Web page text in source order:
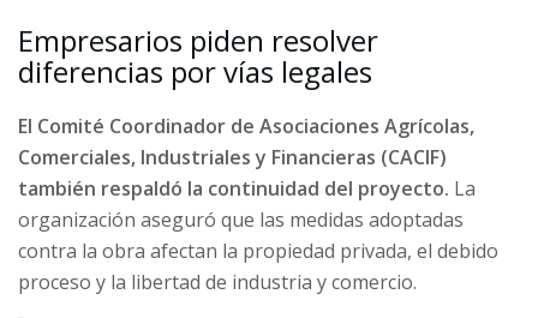
Empresarios piden resolver
diferencias por vías legales
El Comité Coordinador de Asociaciones Agrícolas,
Comerciales, Industriales y Financieras (CACIF)
también respaldó la continuidad del proyecto. La
organización aseguró que las medidas adoptadas
contra la obra afectan la propiedad privada, el debido
proceso y la libertad de industria y comercio.